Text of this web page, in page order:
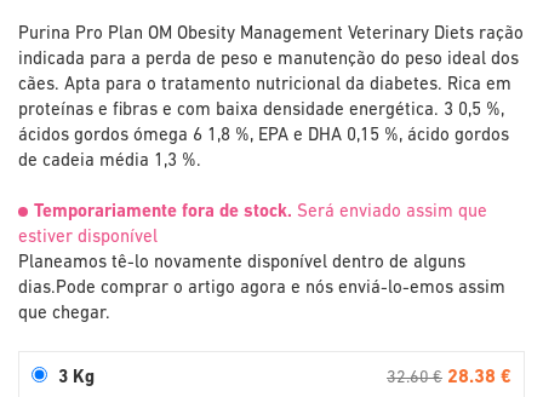
Purina Pro Plan OM Obesity Management Veterinary Diets ração
indicada para a perda de peso e manutenção do peso ideal dos
cães. Apta para o tratamento nutricional da diabetes. Rica em
proteínas e fibras e com baixa densidade energética. 3 0,5 %,
ácidos gordos ómega 6 1,8 %, EPA e DHA 0,15 %, ácido gordos
de cadeia média 1,3 %.
Temporariamente fora de stock. Será enviado assim que
estiver disponível
Planeamos tê-lo novamente disponível dentro de alguns
dias.Pode comprar o artigo agora e nós enviá-lo-emos assim
que chegar.
3 Kg 32.60 € 28.38 €
Galeria
de
imagens